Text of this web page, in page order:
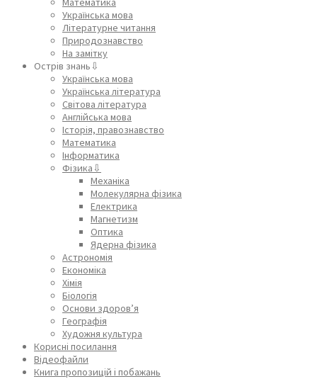
Українська мова
Літературне читання
Природознавство
На замітку
Острів знань⇩
Українська мова
Українська література
Світова література
Англійська мова
Історія, правознавство
Математика
Інформатика
Фізика⇩
Механіка
Молекулярна фізика
Електрика
Магнетизм
Оптика
Ядерна фізика
Астрономія
Економіка
Хімія
Біологія
Основи здоров’я
Географія
Художня культура
Корисні посилання
Відеофайли
Книга пропозицій і побажань